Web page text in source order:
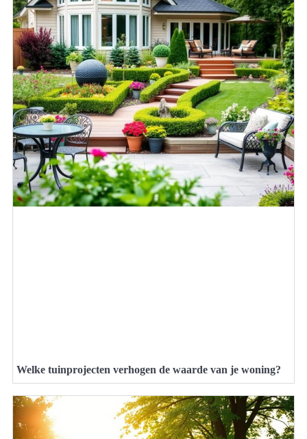
Welke tuinprojecten verhogen de waarde van je woning?